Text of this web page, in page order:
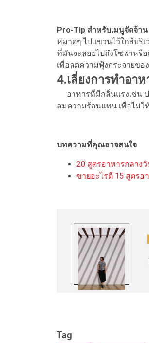
Pro-Tip สำหรับเมนูจัดจ้า
หมาดๆ ไปแขวนไว้ใกล้บริ
ที่มันจะลอยไปถึงโซฟาหรือ
เพื่อลดความฟุ้งกระจายขอ
4.เลี่ยงการทำอา
อาหารที่มีกลิ่นแรงเช่น ป
ลมความร้อนแทน เพื่อไม่ใ
บทความที่คุณอาจสนใจ
20 สูตรอาหารกลาง
ขายอะไรดี 15 สูตรอ
Tag